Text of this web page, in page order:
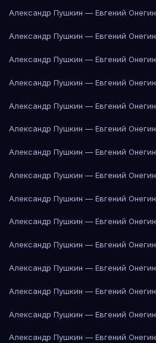
Александр Пушкин — Евгений Онегин
Александр Пушкин — Евгений Онегин
Александр Пушкин — Евгений Онегин
Александр Пушкин — Евгений Онегин
Александр Пушкин — Евгений Онегин
Александр Пушкин — Евгений Онегин
Александр Пушкин — Евгений Онегин
Александр Пушкин — Евгений Онегин
Александр Пушкин — Евгений Онегин
Александр Пушкин — Евгений Онегин
Александр Пушкин — Евгений Онегин
Александр Пушкин — Евгений Онегин
Александр Пушкин — Евгений Онегин
Александр Пушкин — Евгений Онегин
Александр Пушкин — Евгений Онегин